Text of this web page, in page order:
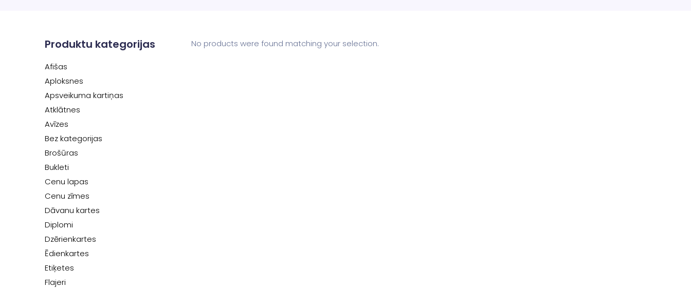
No products were found matching your selection.
Produktu kategorijas
Afišas
Aploksnes
Apsveikuma kartiņas
Atklātnes
Avīzes
Bez kategorijas
Brošūras
Bukleti
Cenu lapas
Cenu zīmes
Dāvanu kartes
Diplomi
Dzērienkartes
Ēdienkartes
Etiķetes
Flajeri